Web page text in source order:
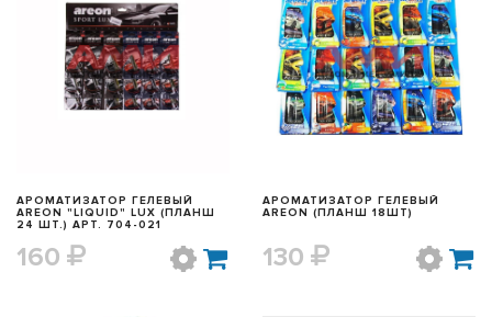
БЫСТРЫЙ ПРОСМОТР
АРОМАТИЗАТОР ГЕЛЕВЫЙ
AREON "LIQUID" LUX (ПЛАНШ
24 ШТ.) АРТ. 704-021
160
БЫСТРЫЙ ПРОСМОТР
АРОМАТИЗАТОР ГЕЛЕВЫЙ
AREON (ПЛАНШ 18ШТ)
130